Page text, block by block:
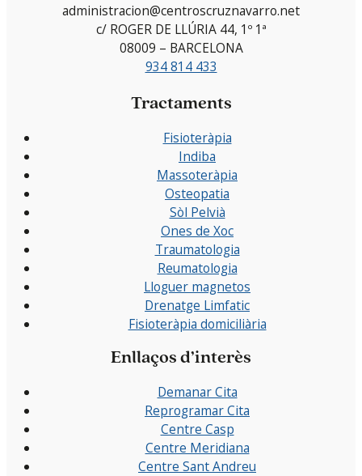
administracion@centroscruznavarro.net
c/ ROGER DE LLÚRIA 44, 1º 1ª
08009 – BARCELONA
934 814 433
Tractaments
Fisioteràpia
Indiba
Massoteràpia
Osteopatia
Sòl Pelvià
Ones de Xoc
Traumatologia
Reumatologia
Lloguer magnetos
Drenatge Limfatic
Fisioteràpia domiciliària
Enllaços d’interès
Demanar Cita
Reprogramar Cita
Centre Casp
Centre Meridiana
Centre Sant Andreu